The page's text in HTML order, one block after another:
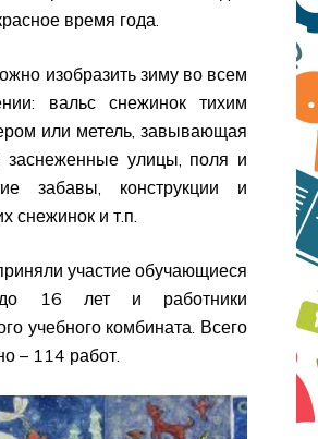
время года.
изобразить зиму во всем
вальс снежинок тихим
или метель, завывающая
заснеженные улицы, поля и
забавы, конструкции и
снежинок и т.п.
участие обучающиеся
16 лет и работники
учебного комбината. Всего
– 114 работ.